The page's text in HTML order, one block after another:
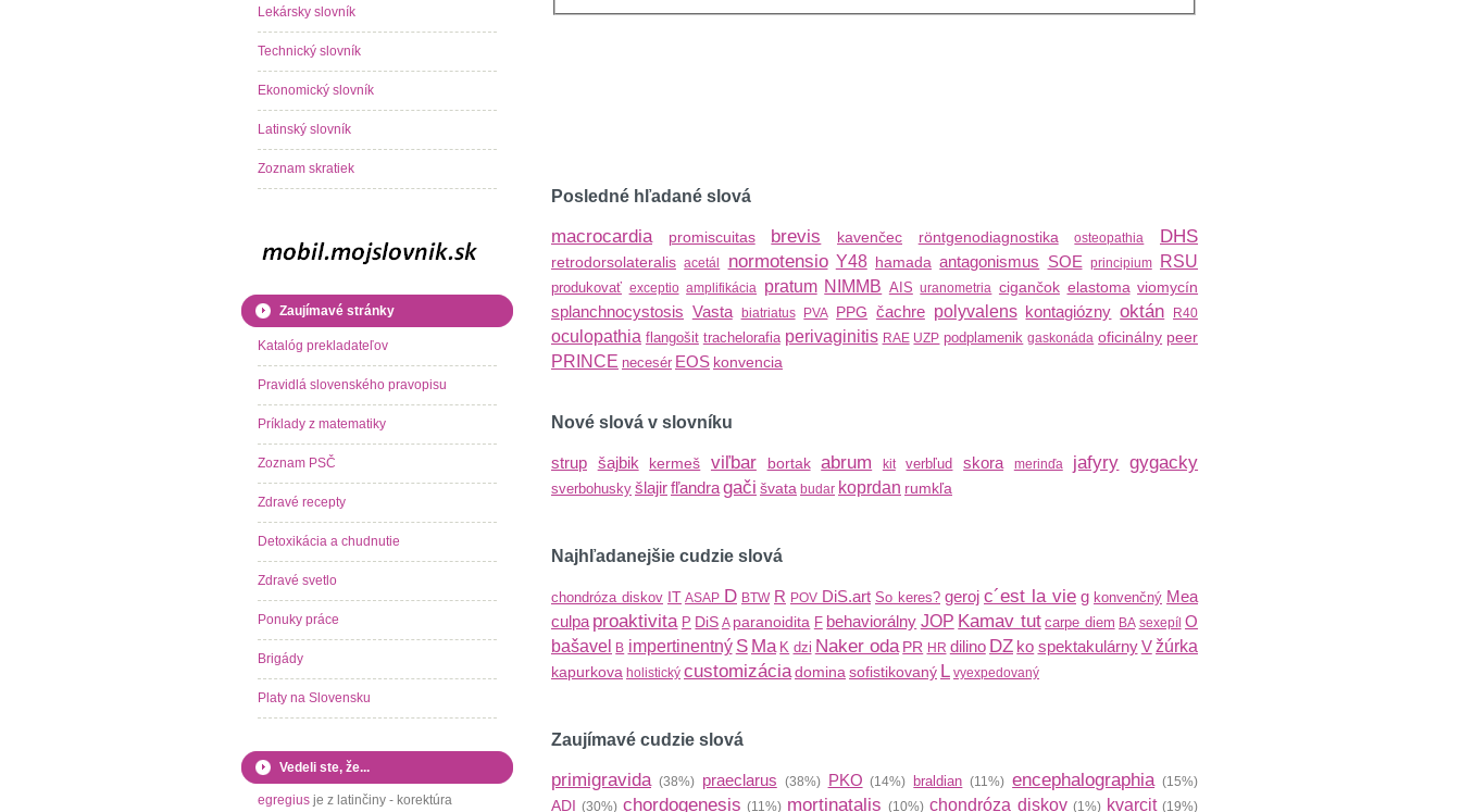
Posledné hľadané slová
macrocardia promiscuitas brevis kavenčec röntgenodiagnostika osteopathia DHS
retrodorsolateralis acetál normotensio Y48 hamada antagonismus SOE principium RSU
produkovať exceptio amplifikácia pratum NIMMB AIS uranometria cigančok elastoma viomycín
splanchnocystosis Vasta biatriatus PVA PPG čachre polyvalens kontagiózny oktán R40
oculopathia flangošit trachelorafia perivaginitis RAE UZP podplamenik gaskonáda oficinálny peer
PRINCE necesér EOS konvencia
Nové slová v slovníku
strup šajbik kermeš viľbar bortak abrum kit verbľud skora merinďa jafyry gygacky
sverbohusky šlajirfľandragači švata budar koprdan rumkľa
Najhľadanejšie cudzie slová
chondróza diskov IT ASAP D BTW R POV DiS.art So keres? geroj c´est la vie g konvenčný Mea
culpa proaktivita P DiS A paranoidita F behaviorálny JOP Kamav tut carpe diem BA sexepíl O
bašavel
B impertinentný S Ma K dzi Naker oda PR HR dilino DZ ko spektakulárny V žúrka
kapurkova holistický customizáciadomina sofistikovaný L vyexpedovaný
Zaujímavé cudzie slová
primigravida(38%) praeclarus (38%) PKO (14%) braldian (11%)encephalographia(15%)
ADI (30%)chordogenesis (11%) mortinatalis (10%) chondróza diskov(1%) kvarcit(19%)
Lekársky slovník
Technický slovník
Ekonomický slovník
Latinský slovník
Zoznam skratiek
Zaujímavé stránky
Katalóg prekladateľov
Pravidlá slovenského pravopisu
Príklady z matematiky
Zoznam PSČ
Zdravé recepty
Detoxikácia a chudnutie
Zdravé svetlo
Ponuky práce
Brigády
Platy na Slovensku
Vedeli ste, že...
egregius je z latinčiny - korektúra